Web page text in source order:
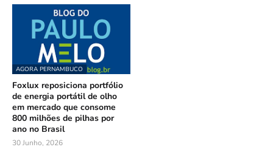
AGORA PERNAMBUCO
Foxlux reposiciona portfólio
de energia portátil de olho
em mercado que consome
800 milhões de pilhas por
ano no Brasil
30 Junho, 2026